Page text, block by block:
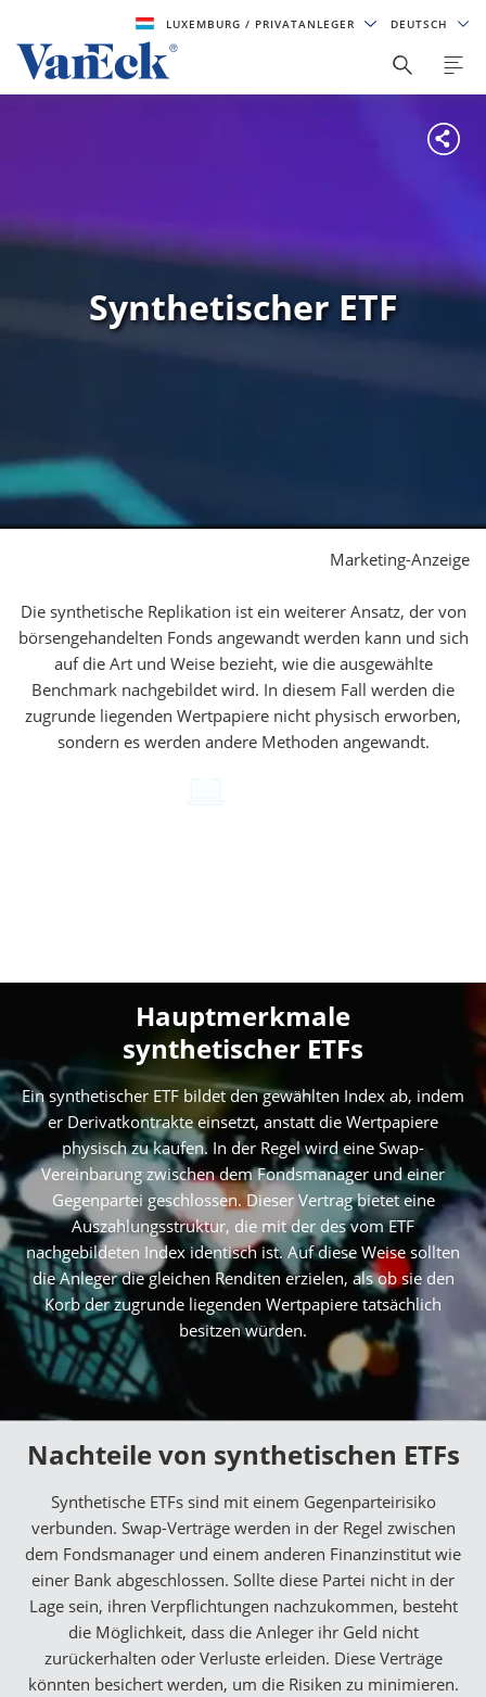
LUXEMBURG/ PRIVATANLEGER DEUTSCH
Synthetischer ETF
Marketing-Anzeige
Die synthetische Replikation ist ein weiterer Ansatz, der von
börsengehandelten Fonds angewandt werden kann und sich
auf die Art und Weise bezieht, wie die ausgewählte
Benchmark nachgebildet wird. In diesem Fall werden die
zugrunde liegenden Wertpapiere nicht physisch erworben,
sondern es werden andere Methoden angewandt.
Hauptmerkmale
synthetischer ETFs
Ein synthetischer ETF bildet den gewählten Index ab, indem
er Derivatkontrakte einsetzt, anstatt die Wertpapiere
physisch zu kaufen. In der Regel wird eine Swap-
Vereinbarung zwischen dem Fondsmanager und einer
Gegenpartei geschlossen. Dieser Vertrag bietet eine
Auszahlungsstruktur, die mit der des vom ETF
nachgebildeten Index identisch ist. Auf diese Weise sollten
die Anleger die gleichen Renditen erzielen, als ob sie den
Korb der zugrunde liegenden Wertpapiere tatsächlich
besitzen würden.
Nachteile von synthetischen ETFs
Synthetische ETFs sind mit einem Gegenparteirisiko
verbunden. Swap-Verträge werden in der Regel zwischen
dem Fondsmanager und einem anderen Finanzinstitut wie
einer Bank abgeschlossen. Sollte diese Partei nicht in der
Lage sein, ihren Verpflichtungen nachzukommen, besteht
die Möglichkeit, dass die Anleger ihr Geld nicht
zurückerhalten oder Verluste erleiden. Diese Verträge
könnten besichert werden, um die Risiken zu minimieren.